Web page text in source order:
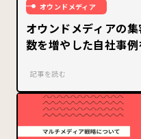
オウンドメディア
オウンドメディアの
数を増やした自社事
記事を読む